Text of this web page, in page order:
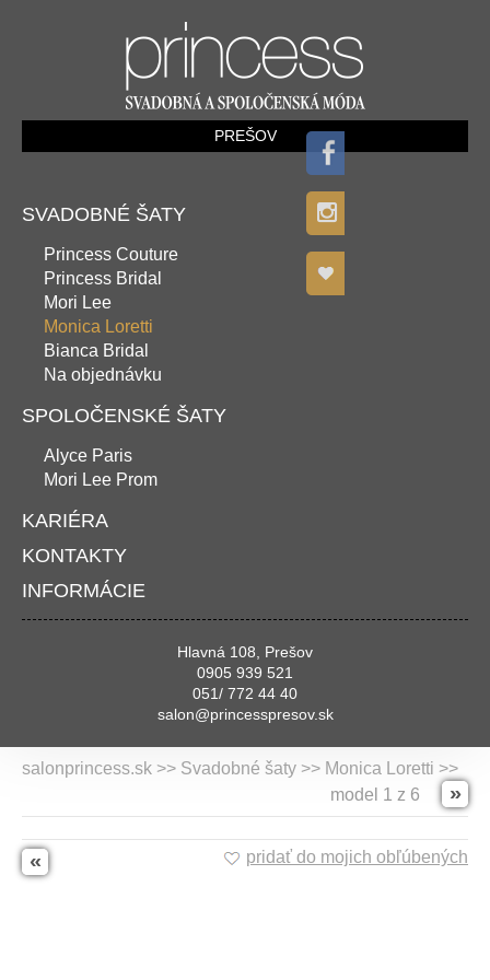
PREŠOV
SVADOBNÉ ŠATY
Princess Couture
Princess Bridal
Mori Lee
Monica Loretti
Bianca Bridal
Na objednávku
SPOLOČENSKÉ ŠATY
Alyce Paris
Mori Lee Prom
KARIÉRA
KONTAKTY
INFORMÁCIE
Hlavná 108, Prešov
0905 939 521
051/ 772 44 40
salon@princesspresov.sk
salonprincess.sk >> Svadobné šaty >> Monica Loretti >>
»
model 1 z 6
« pridať do mojich obľúbených